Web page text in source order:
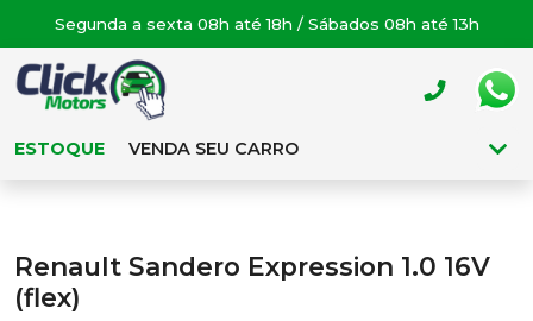
Segunda a sexta 08h até 18h / Sábados 08h até 13h
ESTOQUE VENDA SEU CARRO
Renault Sandero Expression 1.0 16V
(flex)